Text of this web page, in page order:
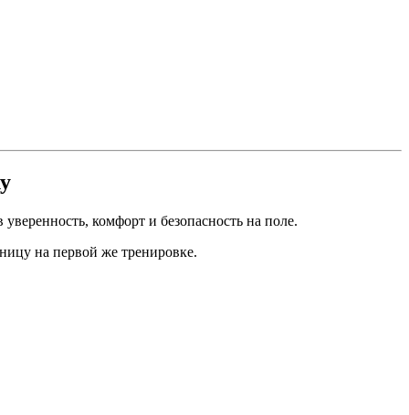
уверенность, комфорт и безопасность на поле.
на первой же тренировке.